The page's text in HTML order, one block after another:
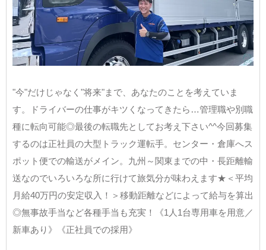
"今"だけじゃなく"将来"まで、あなたのことを考えていま
す。ドライバーの仕事がキツくなってきたら…管理職や別職
種に転向可能◎最後の転職先としてお考え下さい^^今回募集
するのは正社員の大型トラック運転手。センター・倉庫へス
ポット便での輸送がメイン。九州～関東までの中・長距離輸
送なのでいろいろな所に行けて旅気分が味わえます★＜平均
月給40万円の安定収入！＞移動距離などによって給与を算出
◎無事故手当など各種手当も充実！《1人1台専用車を用意／
新車あり》《正社員での採用》